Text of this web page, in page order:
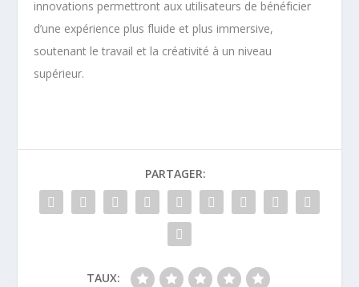
innovations permettront aux utilisateurs de bénéficier
d’une expérience plus fluide et plus immersive,
soutenant le travail et la créativité à un niveau
supérieur.
PARTAGER:
TAUX: